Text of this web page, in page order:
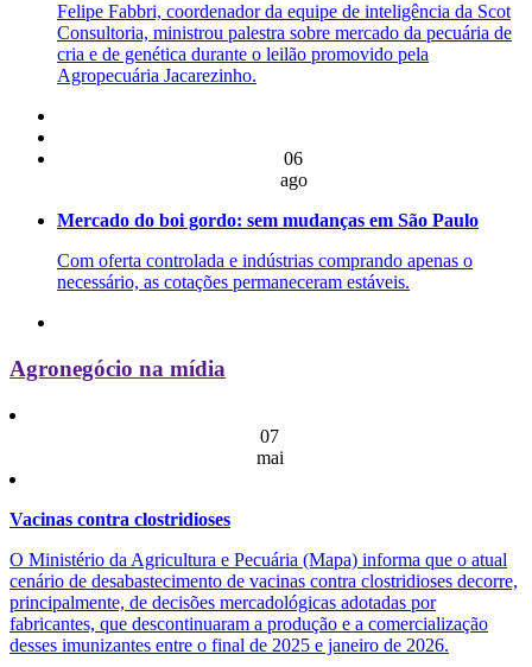
Felipe Fabbri, coordenador da equipe de inteligência da Scot
Consultoria, ministrou palestra sobre mercado da pecuária de
cria e de genética durante o leilão promovido pela
Agropecuária Jacarezinho.
06
ago
Mercado do boi gordo: sem mudanças em São Paulo
Com oferta controlada e indústrias comprando apenas o
necessário, as cotações permaneceram estáveis.
Agronegócio na mídia
07
mai
Vacinas contra clostridioses
O Ministério da Agricultura e Pecuária (Mapa) informa que o atual
cenário de desabastecimento de vacinas contra clostridioses decorre,
principalmente, de decisões mercadológicas adotadas por
fabricantes, que descontinuaram a produção e a comercialização
desses imunizantes entre o final de 2025 e janeiro de 2026.